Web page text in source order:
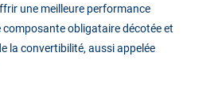
une meilleure performance
composante obligataire décotée et
la convertibilité, aussi appelée